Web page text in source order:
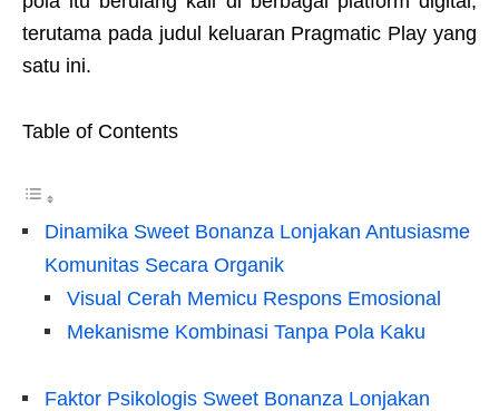
terutama pada judul keluaran Pragmatic Play yang
satu ini.
Table of Contents
Dinamika Sweet Bonanza Lonjakan Antusiasme
Komunitas Secara Organik
Visual Cerah Memicu Respons Emosional
Mekanisme Kombinasi Tanpa Pola Kaku
Faktor Psikologis Sweet Bonanza Lonjakan